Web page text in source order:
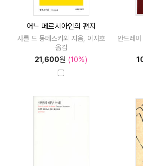
어느 페르시아인의 편지
샤를 드 몽테스키외 지음, 이자호
옮김
21,600원 (10%)
안드레